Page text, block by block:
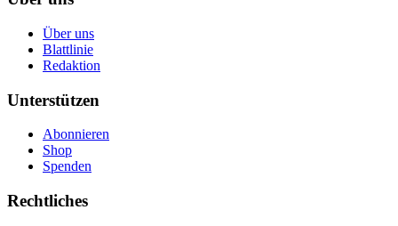
Über uns
Blattlinie
Redaktion
Unterstützen
Abonnieren
Shop
Spenden
Rechtliches